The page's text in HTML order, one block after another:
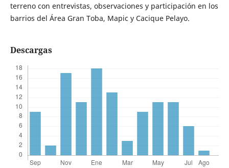
terreno con entrevistas, observaciones y participación en los
barrios del Área Gran Toba, Mapic y Cacique Pelayo.
Descargas